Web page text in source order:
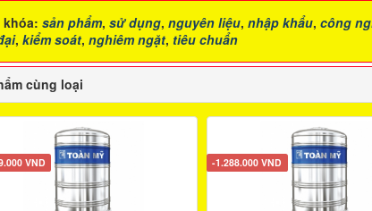
khóa: sản phẩm, sử dụng, nguyên liệu, nhập khẩu, công
, kiểm soát, nghiêm ngặt, tiêu chuẩn
cùng loại
VND -1.288.000 VND